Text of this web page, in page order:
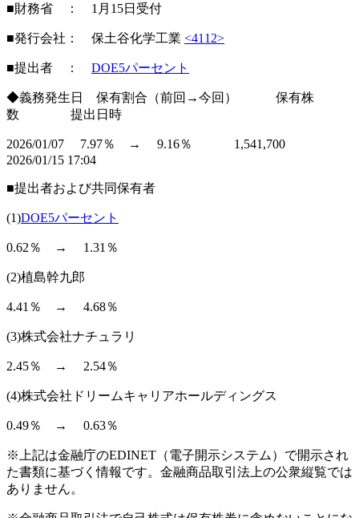
■財務省 ： 1月15日受付
■発行会社： 保土谷化学工業 <4112>
■提出者 ： DOE5パーセント
◆義務発生日 保有割合（前回→今回） 保有株
数 提出日時
2026/01/07 7.97％ → 9.16％ 1,541,700
2026/01/15 17:04
■提出者および共同保有者
(1)DOE5パーセント
0.62％ → 1.31％
(2)植島幹九郎
4.41％ → 4.68％
(3)株式会社ナチュラリ
2.45％ → 2.54％
(4)株式会社ドリームキャリアホールディングス
0.49％ → 0.63％
※上記は金融庁のEDINET（電子開示システム）で開示され
た書類に基づく情報です。金融商品取引法上の公衆縦覧では
ありません。